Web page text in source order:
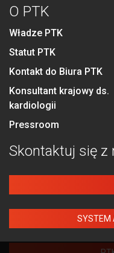
O PTK
Władze PTK
Statut PTK
Kontakt do Biura PTK
Konsultant krajowy ds.
kardiologii
Pressroom
Skontaktuj się z
SYSTEM